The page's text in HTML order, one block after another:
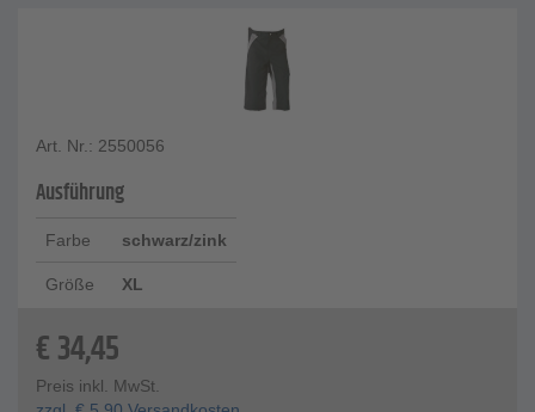
Art. Nr.: 2550056
Ausführung
Farbe schwarz/zink
Größe XL
€34,45
Preis inkl. MwSt.